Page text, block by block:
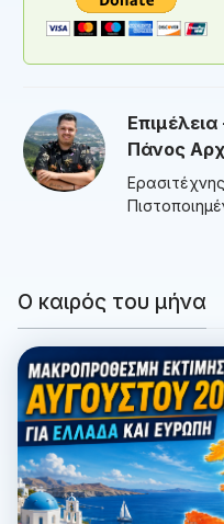
Πάνος
Ο καιρός του μήνα